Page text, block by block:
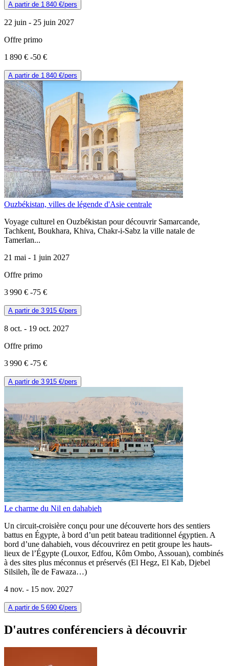
A partir de 1 840 €/pers
22 juin - 25 juin 2027
Offre primo
1 890 € -50 €
A partir de 1 840 €/pers
Ouzbékistan, villes de légende d'Asie centrale
Voyage culturel en Ouzbékistan pour découvrir Samarcande,
Tachkent, Boukhara, Khiva, Chakr-i-Sabz la ville natale de
Tamerlan...
21 mai - 1 juin 2027
Offre primo
3 990 € -75 €
A partir de 3 915 €/pers
8 oct. - 19 oct. 2027
Offre primo
3 990 € -75 €
A partir de 3 915 €/pers
Le charme du Nil en dahabieh
Un circuit-croisière conçu pour une découverte hors des sentiers
battus en Égypte, à bord d’un petit bateau traditionnel égyptien. A
bord d’une dahabieh, vous découvrirez en petit groupe les hauts-
lieux de l’Égypte (Louxor, Edfou, Kôm Ombo, Assouan), combinés
à des sites plus méconnus et préservés (El Hegz, El Kab, Djebel
Silsileh, île de Fawaza…)
4 nov. - 15 nov. 2027
A partir de 5 690 €/pers
D'autres conférenciers à découvrir